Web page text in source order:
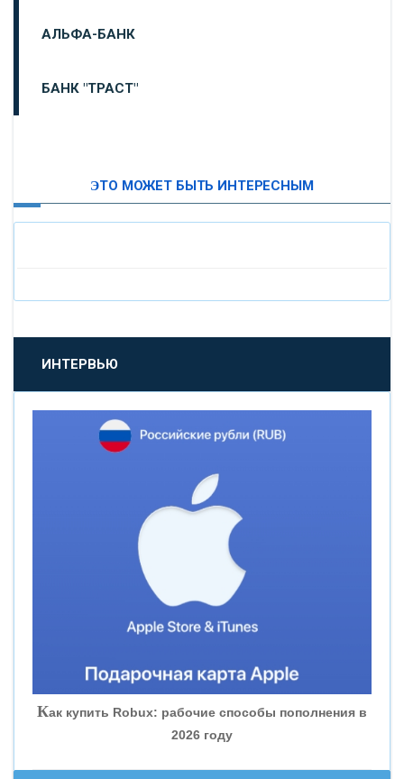
АЛЬФА-БАНК
БАНК "ТРАСТ"
«БАНК САНКТ-ПЕТЕРБУРГ»
«ПРОМСВЯЗЬБАНК»
«НОВИКОМБАНК»
«ВНЕШПРОМБАНК»
«БАНК ГЛОБЭКС»
«СОВКОМБАНК»
ЭТО МОЖЕТ БЫТЬ ИНТЕРЕСНЫМ
ИНТЕРВЬЮ
Как купить Robux: рабочие способы пополнения в
2026 году